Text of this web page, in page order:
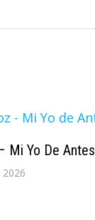
Mi Yo De Antes